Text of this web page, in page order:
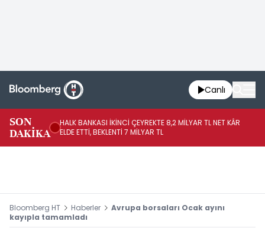
Canlı
SON
DAKİKA
HALK BANKASI İKİNCİ ÇEYREKTE 8,2 MİLYAR TL NET KÂR
ELDE ETTİ, BEKLENTİ 7 MİLYAR TL
Bloomberg HT Haberler
Avrupa borsaları Ocak ayını
kayıpla tamamladı